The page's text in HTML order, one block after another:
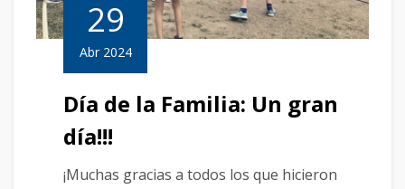
29
Abr 2024
Día de la Familia: Un gran
día!!!
¡Muchas gracias a todos los que hicieron